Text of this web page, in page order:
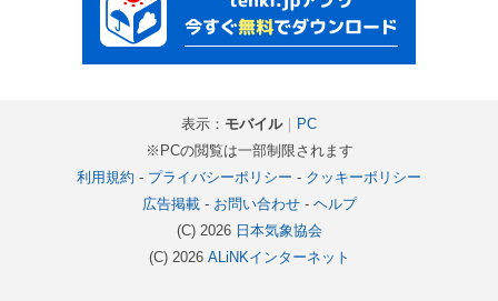
表示： モバイル｜ PC
※PCの閲覧は一部制限されます
利用規約 - プライバシーポリシー - クッキーポリシー
広告掲載- お問い合わせ- ヘルプ
(C) 2026 日本気象協会
(C) 2026 ALiNKインターネット